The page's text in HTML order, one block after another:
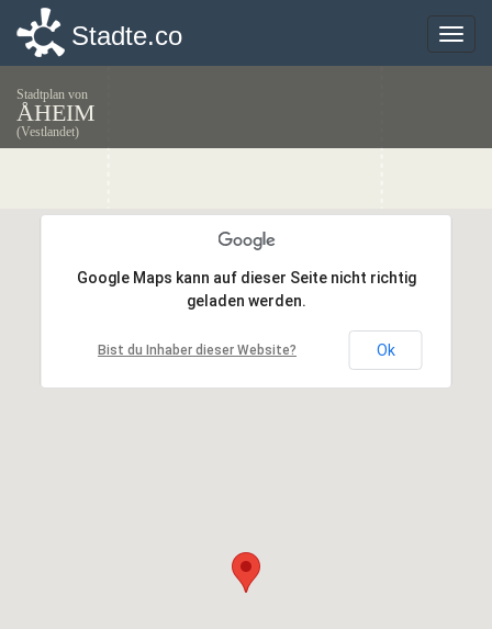
Toggle
Stadte.co
Stadtplan von
ÅHEIM
(Vestlandet)
Google Maps kann auf dieser Seite nicht richtig
geladen werden.
Bist du Inhaber dieser Website? Ok
Google Maps kann auf dieser Seite nicht richtig
geladen werden.
Bist du Inhaber dieser Website? Ok
Toggle
Stadte.co